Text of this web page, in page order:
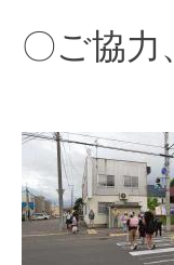
〇ご協